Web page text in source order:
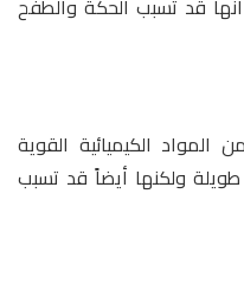
المواد الكيميائية القوية
ولكنها أيضاً قد تسبب